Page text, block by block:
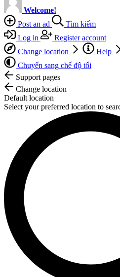
Welcome!
Post an ad
Tìm kiếm
Log in
Register account
Change location
Help
Chuyển sang chế độ tối
Support pages
Change location
Default location
Select your preferred location to